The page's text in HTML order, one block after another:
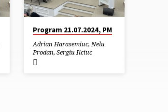
Program 21.07.2024, PM
Adrian Harasemiuc,Nelu
Prodan,Sergiu Ilciuc